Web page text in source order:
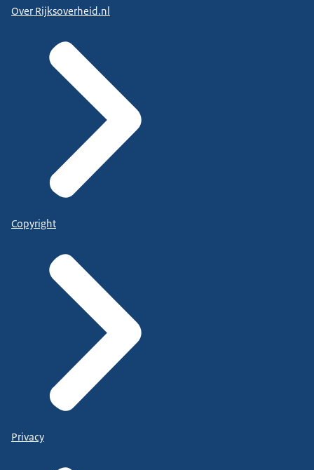
Over Rijksoverheid.nl
Copyright
Privacy